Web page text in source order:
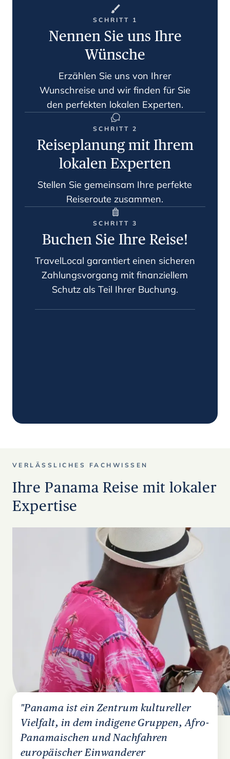
SCHRITT 1
Nennen Sie uns Ihre
Wünsche
Erzählen Sie uns von Ihrer
Wunschreise und wir finden für Sie
den perfekten lokalen Experten.
SCHRITT 2
Reiseplanung mit Ihrem
lokalen Experten
Stellen Sie gemeinsam Ihre perfekte
Reiseroute zusammen.
SCHRITT 3
Buchen Sie Ihre Reise!
TravelLocal garantiert einen sicheren
Zahlungsvorgang mit finanziellem
Schutz als Teil Ihrer Buchung.
VERLÄSSLICHES FACHWISSEN
Ihre Panama Reise mit lokaler
Expertise
"Panama ist ein Zentrum kultureller
Vielfalt, in dem indigene Gruppen, Afro-
Panamaischen und Nachfahren
europäischer Einwanderer